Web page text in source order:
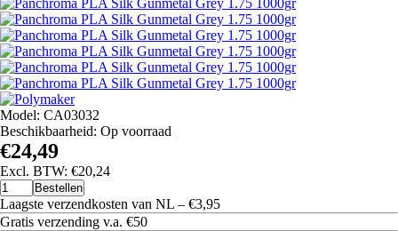
Model: CA03032
Beschikbaarheid: Op voorraad
€24,49
Excl. BTW: €20,24
Bestellen
Laagste verzendkosten van NL – €3,95
Gratis verzending v.a. €50